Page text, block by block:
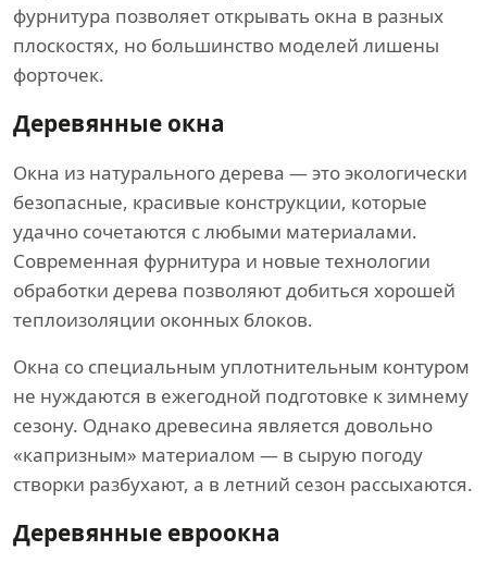
фурнитура позволяет открывать окна в разных
плоскостях, но большинство моделей лишены
форточек.
Деревянные окна
Окна из натурального дерева — это экологически
безопасные, красивые конструкции, которые
удачно сочетаются с любыми материалами.
Современная фурнитура и новые технологии
обработки дерева позволяют добиться хорошей
теплоизоляции оконных блоков.
Окна со специальным уплотнительным контуром
не нуждаются в ежегодной подготовке к зимнему
сезону. Однако древесина является довольно
«капризным» материалом — в сырую погоду
створки разбухают, а в летний сезон рассыхаются.
Деревянные евроокна